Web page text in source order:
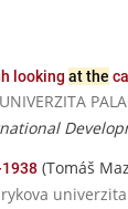
looking at the
(Tomáš
univerzita